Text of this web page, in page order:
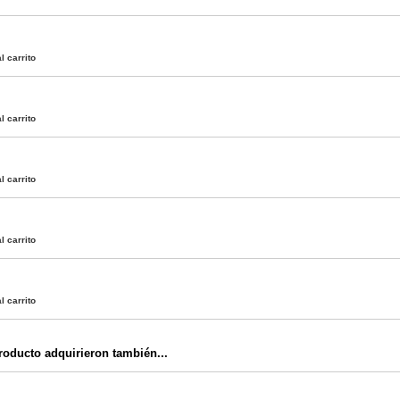
carrito
carrito
carrito
carrito
carrito
adquirieron también...